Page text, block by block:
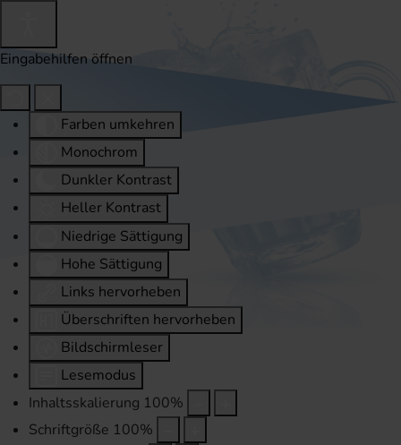
Eingabehilfen öffnen
Farben umkehren
Monochrom
Dunkler Kontrast
Heller Kontrast
Niedrige Sättigung
Hohe Sättigung
Links hervorheben
Überschriften hervorheben
Bildschirmleser
Lesemodus
Inhaltsskalierung 100%
Schriftgröße 100%